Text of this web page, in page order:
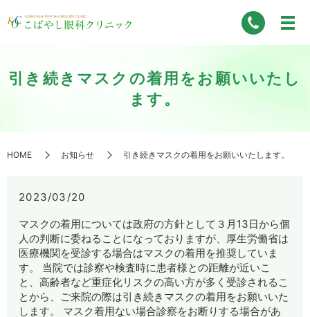
引き続きマスクの着用をお願いいたし
ます。
HOME お知らせ 引き続きマスクの着用をお願いいたします。
2023/03/20
マスクの着用については政府の方針として３月13日から個
人の判断に委ねることになっておりますが、厚生労働省は
医療機関を受診する場合はマスクの着用を推奨していま
す。 当院では診察や検査時に患者様との距離が近いこ
と、高齢者など重症化リスクの高い方が多く受診されるこ
とから、ご来院の際は引き続きマスクの着用をお願いいた
します。 マスク着用ない場合診察をお断りする場合があ